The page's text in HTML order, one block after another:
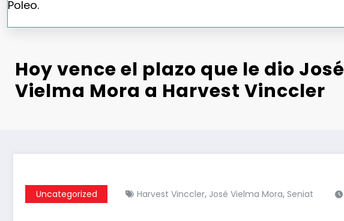
Poleo.
Hoy vence el plazo que le dio José
Vielma Mora a Harvest Vinccler
Uncategorized Harvest Vinccler, José Vielma Mora, Seniat